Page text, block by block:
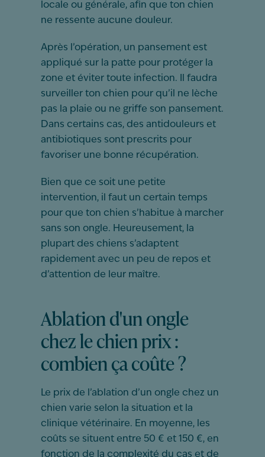
locale ou générale, afin que ton chien
ne ressente aucune douleur.
Après l’opération, un pansement est
appliqué sur la patte pour protéger la
zone et éviter toute infection. Il faudra
surveiller ton chien pour qu’il ne lèche
pas la plaie ou ne griffe son pansement.
Dans certains cas, des antidouleurs et
antibiotiques sont prescrits pour
favoriser une bonne récupération.
Bien que ce soit une petite
intervention, il faut un certain temps
pour que ton chien s’habitue à marcher
sans son ongle. Heureusement, la
plupart des chiens s’adaptent
rapidement avec un peu de repos et
d’attention de leur maître.
Ablation d'un ongle
chez le chien prix :
combien ça coûte ?
Le prix de l’ablation d’un ongle chez un
chien varie selon la situation et la
clinique vétérinaire. En moyenne, les
coûts se situent entre 50 € et 150 €, en
fonction de la complexité du cas et de